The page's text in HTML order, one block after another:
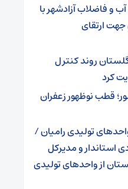
فاضلاب آزادشهر با
ارتقای
روند کنترل
کرد
قطب نوظهور زعفران
تولیدی رامیان /
استاندار و مدیرکل
از واحدهای تولیدی